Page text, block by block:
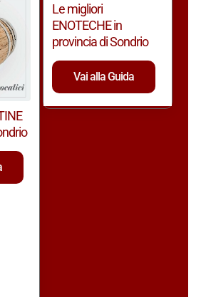
Le migliori
ENOTECHE in
provincia di Sondrio
Vai alla Guida